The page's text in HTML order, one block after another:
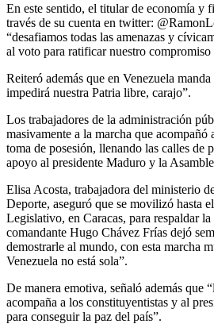
En este sentido, el titular de economía y
través de su cuenta en twitter:
“desafiamos todas las amenazas y
al voto para ratificar nuestro
Reiteró además que en Venezuela
impedirá nuestra Patria libre, carajo”.
Los trabajadores de la administración
masivamente a la marcha que acompañó
toma de posesión, llenando las calles de
apoyo al presidente Maduro y la
Elisa Acosta, trabajadora del ministerio
Deporte, aseguró que se movilizó hasta
Legislativo, en Caracas, para respaldar la
comandante Hugo Chávez Frías dejó
demostrarle al mundo, con esta marcha
Venezuela no está sola”.
De manera emotiva, señaló además que
acompaña a los constituyentistas y al
para conseguir la paz del país”.